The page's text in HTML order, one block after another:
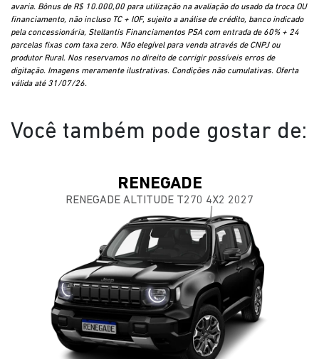
avaria. Bônus de R$ 10.000,00 para utilização na avaliação do usado da troca OU
financiamento, não incluso TC + IOF, sujeito a análise de crédito, banco indicado
pela concessionária, Stellantis Financiamentos PSA com entrada de 60% + 24
parcelas fixas com taxa zero. Não elegível para venda através de CNPJ ou
produtor Rural. Nos reservamos no direito de corrigir possíveis erros de
digitação. Imagens meramente ilustrativas. Condições não cumulativas. Oferta
válida até 31/07/26.
Você também pode gostar de:
RENEGADE
RENEGADE ALTITUDE T270 4X2 2027